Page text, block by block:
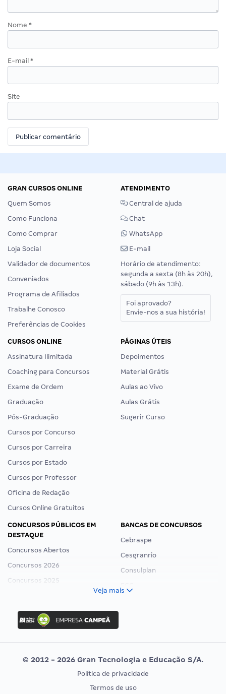
Nome *
E-mail *
Site
GRAN CURSOS ONLINE
Quem Somos
Como Funciona
Como Comprar
Loja Social
Validador de documentos
Conveniados
Programa de Afiliados
Trabalhe Conosco
Preferências de Cookies
ATENDIMENTO
Central de ajuda
Chat
WhatsApp
E-mail
Horário de atendimento:
segunda a sexta (8h às 20h),
sábado (9h às 13h).
Foi aprovado?
Envie-nos a sua história!
CURSOS ONLINE
Assinatura Ilimitada
Coaching para Concursos
Exame de Ordem
Graduação
Pós-Graduação
Cursos por Concurso
Cursos por Carreira
Cursos por Estado
Cursos por Professor
Oficina de Redação
Cursos Online Gratuitos
PÁGINAS ÚTEIS
Depoimentos
Material Grátis
Aulas ao Vivo
Aulas Grátis
Sugerir Curso
CONCURSOS PÚBLICOS EM
DESTAQUE
Concursos Abertos
Concursos 2026
Concursos 2025
Concurso Ibama
Concurso MPU
Editais publicados
BANCAS DE CONCURSOS
Cebraspe
Cesgranrio
Consulplan
Vunesp
CONCURSOS POR PROFISSÃO
EXAME DE ORDEM
Veja mais
© 2012 - 2026 Gran Tecnologia e Educação S/A.
Política de privacidade
Termos de uso